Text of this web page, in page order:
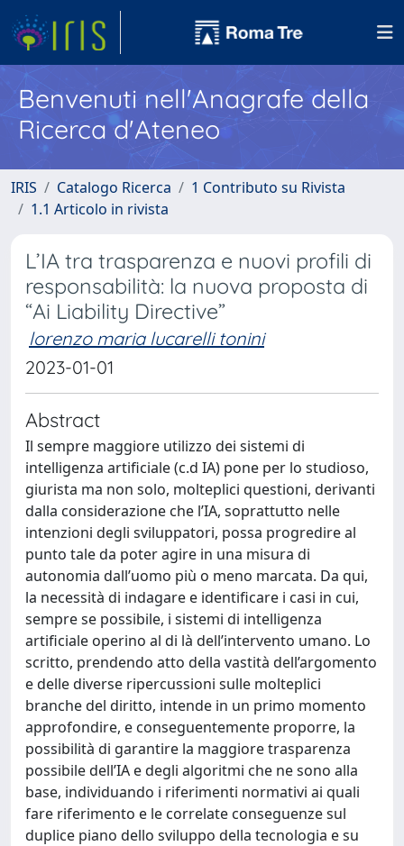
Benvenuti nell'Anagrafe della
Ricerca d'Ateneo
IRIS Catalogo Ricerca
1 Contributo su Rivista
1.1 Articolo in rivista
L’IA tra trasparenza e nuovi profili di
responsabilità: la nuova proposta di
“Ai Liability Directive”
lorenzo maria lucarelli tonini
2023-01-01
Abstract
Il sempre maggiore utilizzo dei sistemi di
intelligenza artificiale (c.d IA) pone per lo studioso,
giurista ma non solo, molteplici questioni, derivanti
dalla considerazione che l’IA, soprattutto nelle
intenzioni degli sviluppatori, possa progredire al
punto tale da poter agire in una misura di
autonomia dall’uomo più o meno marcata. Da qui,
la necessità di indagare e identificare i casi in cui,
sempre se possibile, i sistemi di intelligenza
artificiale operino al di là dell’intervento umano. Lo
scritto, prendendo atto della vastità dell’argomento
e delle diverse ripercussioni sulle molteplici
branche del diritto, intende in un primo momento
approfondire, e conseguentemente proporre, la
possibilità di garantire la maggiore trasparenza
possibile dell’IA e degli algoritmi che ne sono alla
base, individuando i riferimenti normativi ai quali
fare riferimento e le correlate conseguenze sul
duplice piano dello sviluppo della tecnologia e su